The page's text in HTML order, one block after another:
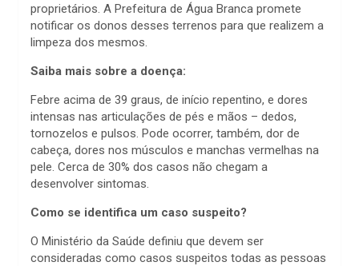
proprietários. A Prefeitura de Água Branca promete
notificar os donos desses terrenos para que realizem a
limpeza dos mesmos.
Saiba mais sobre a doença:
Febre acima de 39 graus, de início repentino, e dores
intensas nas articulações de pés e mãos – dedos,
tornozelos e pulsos. Pode ocorrer, também, dor de
cabeça, dores nos músculos e manchas vermelhas na
pele. Cerca de 30% dos casos não chegam a
desenvolver sintomas.
Como se identifica um caso suspeito?
O Ministério da Saúde definiu que devem ser
consideradas como casos suspeitos todas as pessoas